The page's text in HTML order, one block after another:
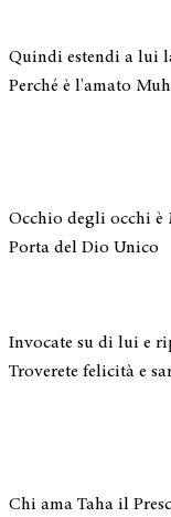
Quindi estendi a lui
Perché è l'amato
Occhio degli occhi è
Porta del Dio Unico
Invocate su di lui e
Troverete felicità e
Chi ama Taha il